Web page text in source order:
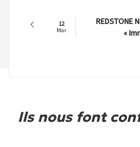
12
Mar
REDSTONE
«
Ils nous font